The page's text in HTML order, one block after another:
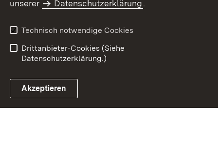
unserer
Datenschutzerklärung.
Technisch notwendige Cookies
Drittanbieter-Cookies (Siehe
Datenschutzerklärung.)
Akzeptieren